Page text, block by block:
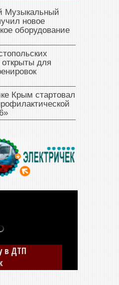
Музыкальный
новое
оборудование
для
Крым стартовал
в ДТП